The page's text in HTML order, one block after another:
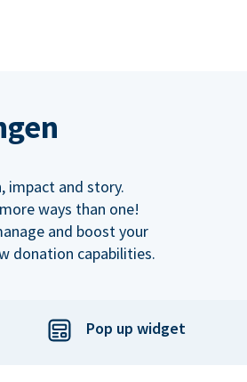
impact and story.
ways than one!
and boost your
donation capabilities.
Pop up widget